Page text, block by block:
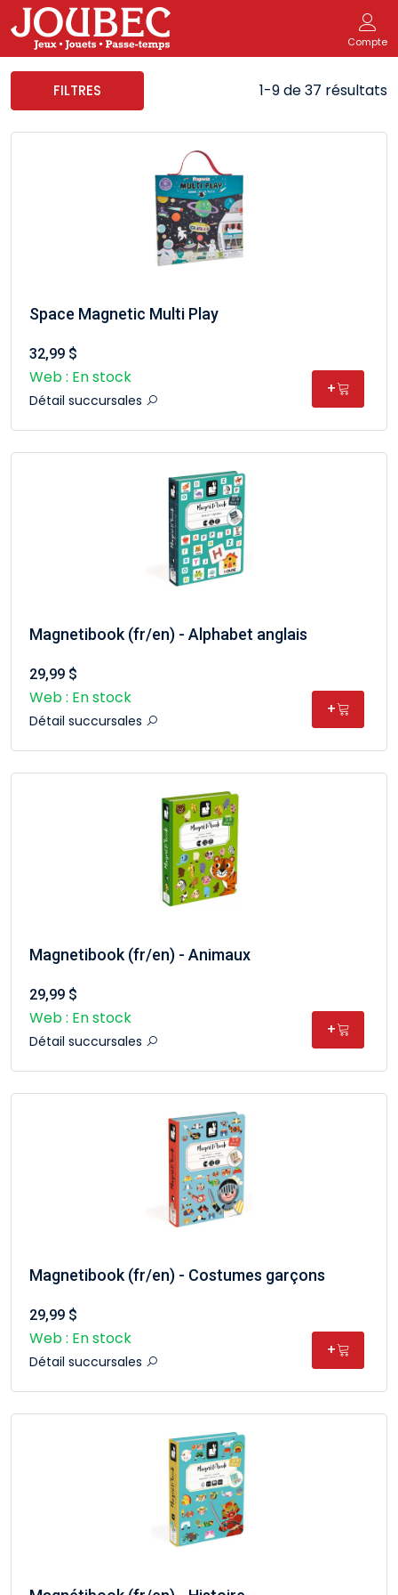
Compte
FILTRES 1-9 de 37 résultats
Space Magnetic Multi Play
32,99 $
Web : En stock
Détail succursales
+
Magnetibook (fr/en) - Alphabet anglais
29,99 $
Web : En stock
Détail succursales
+
Magnetibook (fr/en) - Animaux
29,99 $
Web : En stock
Détail succursales
+
Magnetibook (fr/en) - Costumes garçons
29,99 $
Web : En stock
Détail succursales
+